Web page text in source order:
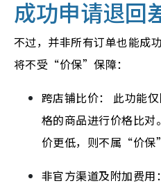
成功申请退回
不过，并非所有订单也能成
将不受“价保”保障：
跨店铺比价： 此功能
格的商品进行价格比对
价更低，则不属“价保
非官方渠道及附加费